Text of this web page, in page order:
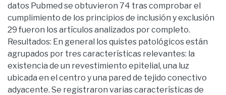
datos Pubmed se obtuvieron 74 tras comprobar el
cumplimiento de los principios de inclusión y exclusión
29 fueron los artículos analizados por completo.
Resultados: En general los quistes patológicos están
agrupados por tres características relevantes: la
existencia de un revestimiento epitelial, una luz
ubicada en el centro y una pared de tejido conectivo
adyacente. Se registraron varias características de